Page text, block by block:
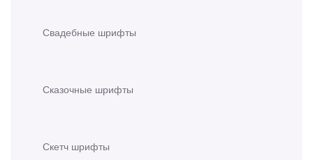
Свадебные шрифты
Сказочные шрифты
Скетч шрифты